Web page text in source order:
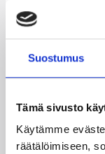
Suostumus
Tämä sivusto
Käytämme
räätälöimiseen,
Henkilöt
Jonas
Kategoriat
Pääjuttu